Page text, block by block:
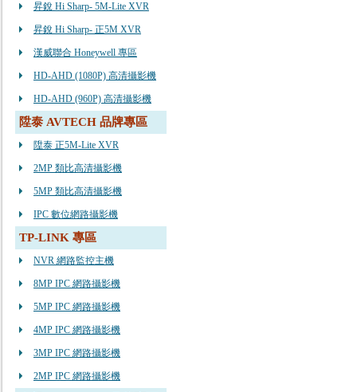
昇銳 Hi Sharp- 5M-Lite XVR
昇銳 Hi Sharp- 正5M XVR
漢威聯合 Honeywell 專區
HD-AHD (1080P) 高清攝影機
HD-AHD (960P) 高清攝影機
陞泰 AVTECH 品牌專區
陞泰 正5M-Lite XVR
2MP 類比高清攝影機
5MP 類比高清攝影機
IPC 數位網路攝影機
TP-LINK 專區
NVR 網路監控主機
8MP IPC 網路攝影機
5MP IPC 網路攝影機
4MP IPC 網路攝影機
3MP IPC 網路攝影機
2MP IPC 網路攝影機